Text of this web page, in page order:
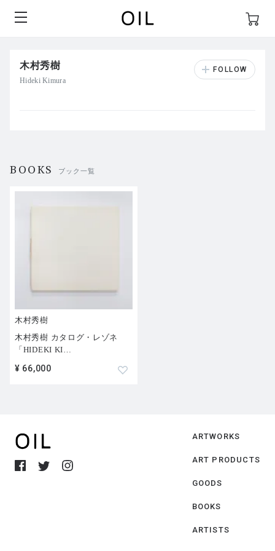
木村秀樹
Hideki Kimura
BOOKS ブック一覧
木村秀樹
木村秀樹 カタログ・レゾネ
「HIDEKI KI
¥ 66,000
ARTWORKS
ART PRODUCTS
GOODS
BOOKS
ARTISTS